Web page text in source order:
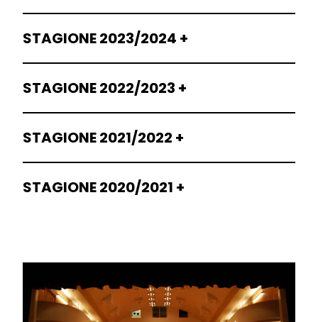
STAGIONE 2023/2024
STAGIONE 2022/2023
STAGIONE 2021/2022
STAGIONE 2020/2021